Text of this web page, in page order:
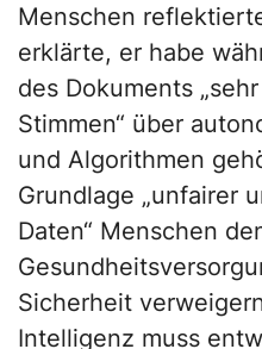
Menschen
erklärte, er habe
des Dokuments
Stimmen“ über
und Algorithmen
Grundlage „unfairer
Daten“ Menschen
Sicherheit
Intelligenz muss